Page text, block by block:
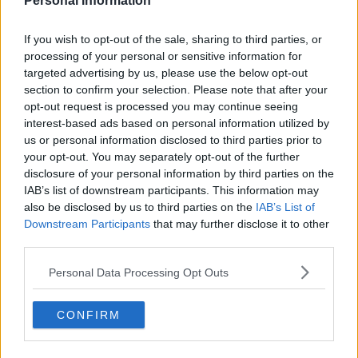
If you wish to opt-out of the sale, sharing to third parties, or
processing of your personal or sensitive information for
targeted advertising by us, please use the below opt-out
section to confirm your selection. Please note that after your
opt-out request is processed you may continue seeing
interest-based ads based on personal information utilized by
us or personal information disclosed to third parties prior to
your opt-out. You may separately opt-out of the further
disclosure of your personal information by third parties on the
IAB’s list of downstream participants. This information may
also be disclosed by us to third parties on the IAB’s List of
Downstream Participants that may further disclose it to other
Personal Data Processing Opt Outs
CONFIRM
La religione è la cocaina dei potenti
Donald e Bibi confinati nell’isola di St James?
L’italiano vero e la paura che al referendum vinca il No
​Complottismo o capitalismo globale?
​Ma, contessa, non si vergogna a continuare a guardare San
Scemo?
​Io non mi fiderei di chi promuove o consuma i riti collettivi
Esportazioni Usa: da democrazia a guerra civile
​I vestiti nuovi degli imperatori baltici
​Pupazzi!
​Il Wild West di Trump
​La depressione infantile di Roger Waters e la propaganda di
Senza una Retta Visione l’Uomo è un automa
​La propaganda bellica nostrana vs l’hasbarà dei sionisti
​La cleptocrazia e lo studio sociologico della propaganda di
​Uccidere per gioco: il cacciatore e chi vuole armarsi